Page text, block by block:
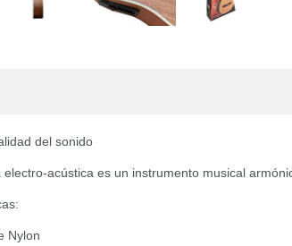
del sonido
electro-acústica es un instrumento musical
Nylon